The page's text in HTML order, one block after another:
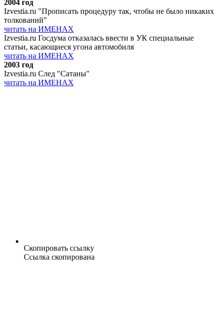
2004 год
Izvestia.ru "Прописать процедуру так, чтобы не было никаких
толкований"
читать на ИМЕНАХ
Izvestia.ru Госдума отказалась ввести в УК специальные
статьи, касающиеся угона автомобиля
читать на ИМЕНАХ
2003 год
Izvestia.ru След "Сатаны"
читать на ИМЕНАХ
Скопировать ссылку
Ссылка скопирована